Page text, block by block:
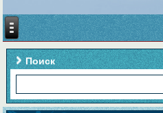
Поиск